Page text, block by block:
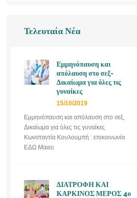
Τελευταία Νέα
Εμμηνόπαυση και
απόλαυση στο σεξ-
Δικαίωμα για όλες τις
γυναίκες
15/10/2019
Εμμηνόπαυση και απόλαυση στο σεξ,
Δικαίωμα για όλες τις γυναίκες
Κωνσταντία Κουλουμπή : επικοινωνία
ΕΔΩ Μαιευ
ΔΙΑΤΡΟΦΗ ΚΑΙ
ΚΑΡΚΙΝΟΣ ΜΕΡΟΣ 4ο